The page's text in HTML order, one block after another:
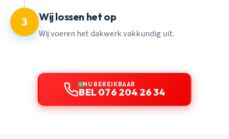
3 Wij lossen het op
Wij voeren het dakwerk vakkundig uit.
NU BEREIKBAAR
BEL 076 204 26 34